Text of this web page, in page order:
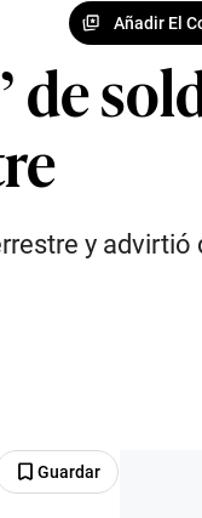
Añadir El
y advirtió
Guardar